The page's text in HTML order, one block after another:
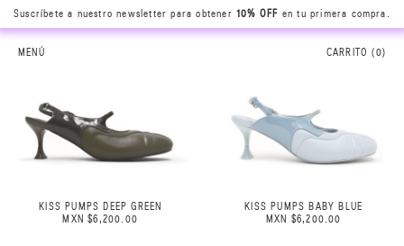
Suscríbete a nuestro newsletter para obtener10% OFF en tu primera compra.
MENÚ CARRITO (0)
KISS PUMPS DEEP GREEN
MXN $6,200.00
KISS PUMPS BABY BLUE
MXN $6,200.00